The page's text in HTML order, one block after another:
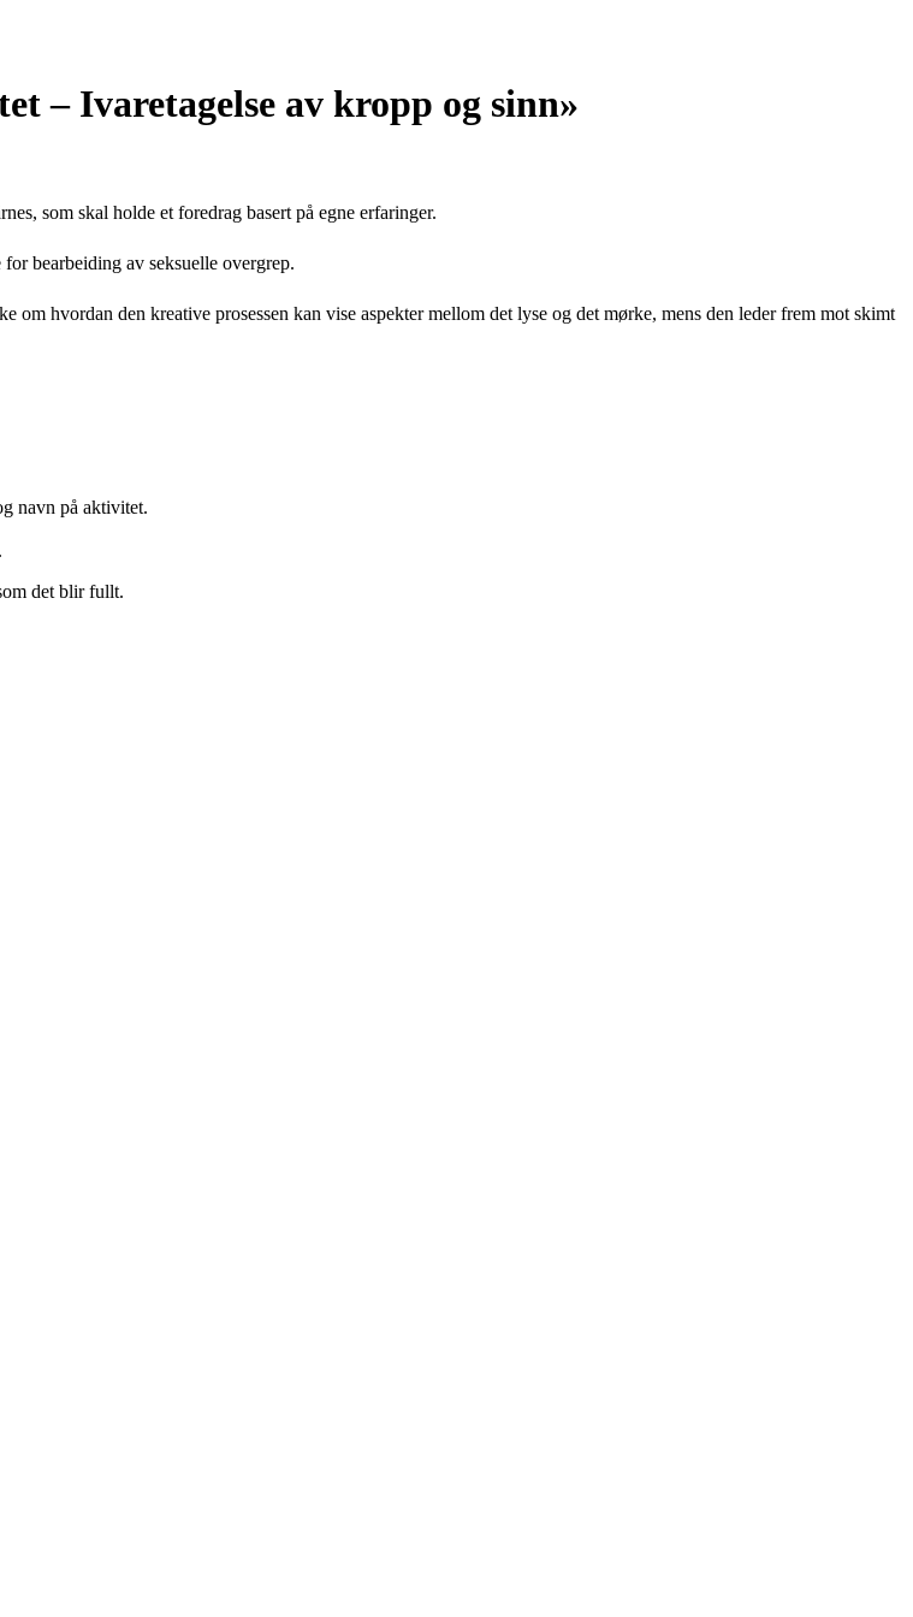
– Ivaretagelse av kropp og sinn»
som skal holde et foredrag basert på egne erfaringer.
bearbeiding av seksuelle overgrep.
hvordan den kreative prosessen kan vise aspekter mellom det lyse og det mørke, mens den leder frem mot skimt
navn på aktivitet.
det blir fullt.